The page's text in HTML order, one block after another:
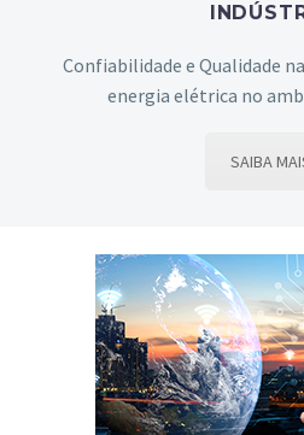
Confiabilidade e Qualidade
energia elétrica no
SAIBA